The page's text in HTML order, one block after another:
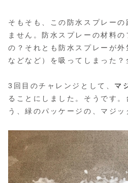
そもそも、この防水スプレーの
ません。防水スプレーの材料
の？それとも防水スプレーが
などなど）を吸ってしまった？
3回目のチャレンジとして、 マ
ることにしました。そうです
う、緑のパッケージの、マジッ